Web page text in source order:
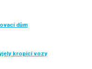
dům
kropicí vozy